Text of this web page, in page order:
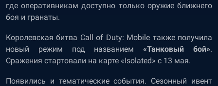
где оперативникам доступно только оружие ближнего
боя и гранаты.
Королевская битва Call of Duty: Mobile также получила
новый режим под названием«Танковый бой».
Сражения стартовали на карте «Isolated» с 13 мая.
Появились и тематические события. Сезонный ивент